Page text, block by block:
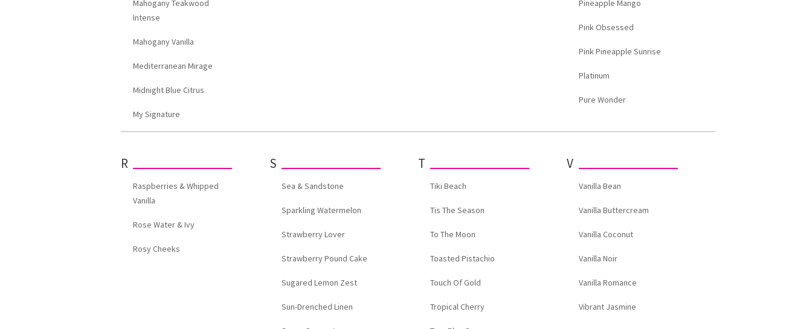
Mahogany Teakwood
Intense
Mahogany Vanilla
Mediterranean Mirage
Midnight Blue Citrus
My Signature
Pineapple Mango
Pink Obsessed
Pink Pineapple Sunrise
Platinum
Pure Wonder
R
Raspberries & Whipped
Vanilla
Rose Water & Ivy
Rosy Cheeks
S
Sea & Sandstone
Sparkling Watermelon
Strawberry Lover
Strawberry Pound Cake
Sugared Lemon Zest
Sun-Drenched Linen
T
Tiki Beach
Tis The Season
To The Moon
Toasted Pistachio
Touch Of Gold
Tropical Cherry
V
Vanilla Bean
Vanilla Buttercream
Vanilla Coconut
Vanilla Noir
Vanilla Romance
Vibrant Jasmine